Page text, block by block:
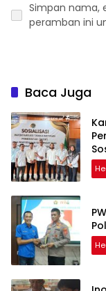
Simpan nama,
peramban ini
Baca Juga